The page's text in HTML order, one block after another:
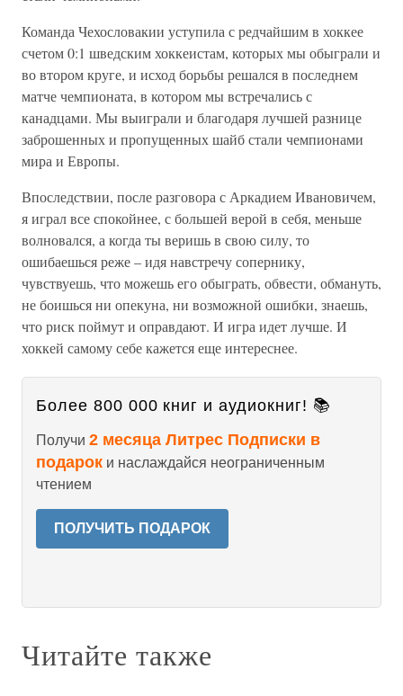
Команда Чехословакии уступила с редчайшим в хоккее
счетом 0:1 шведским хоккеистам, которых мы обыграли и
во втором круге, и исход борьбы решался в последнем
матче чемпионата, в котором мы встречались с
канадцами. Мы выиграли и благодаря лучшей разнице
заброшенных и пропущенных шайб стали чемпионами
мира и Европы.
Впоследствии, после разговора с Аркадием Ивановичем,
я играл все спокойнее, с большей верой в себя, меньше
волновался, а когда ты веришь в свою силу, то
ошибаешься реже – идя навстречу сопернику,
чувствуешь, что можешь его обыграть, обвести, обмануть,
не боишься ни опекуна, ни возможной ошибки, знаешь,
что риск поймут и оправдают. И игра идет лучше. И
хоккей самому себе кажется еще интереснее.
Более 800 000 книг и аудиокниг! 📚
Получи 2 месяца Литрес Подписки в
подарок и наслаждайся неограниченным
чтением
ПОЛУЧИТЬ ПОДАРОК
Читайте также